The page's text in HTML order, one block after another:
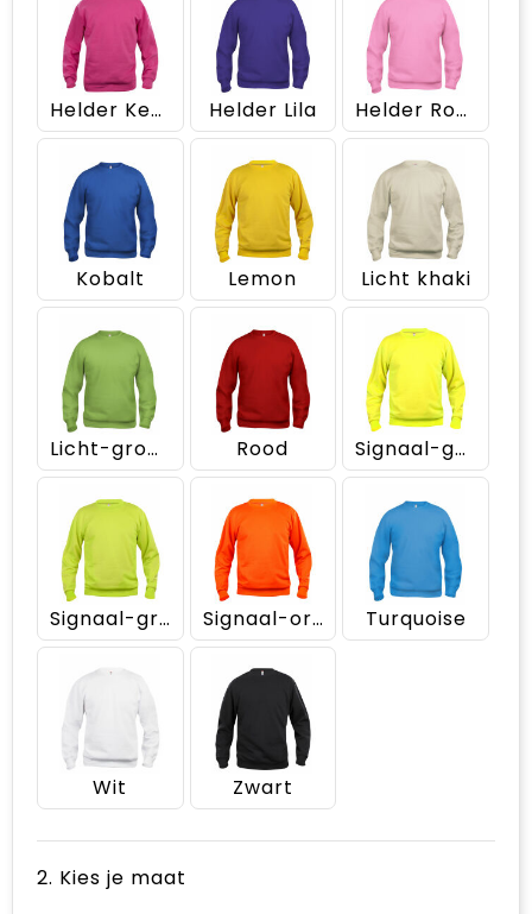
Helder Kersen Helder Lila Helder Roze
Kobalt Lemon Licht khaki
Licht-groen Rood Signaal-geel
Signaal-groen Signaal-oranje Turquoise
Wit Zwart
2. Kies je maat